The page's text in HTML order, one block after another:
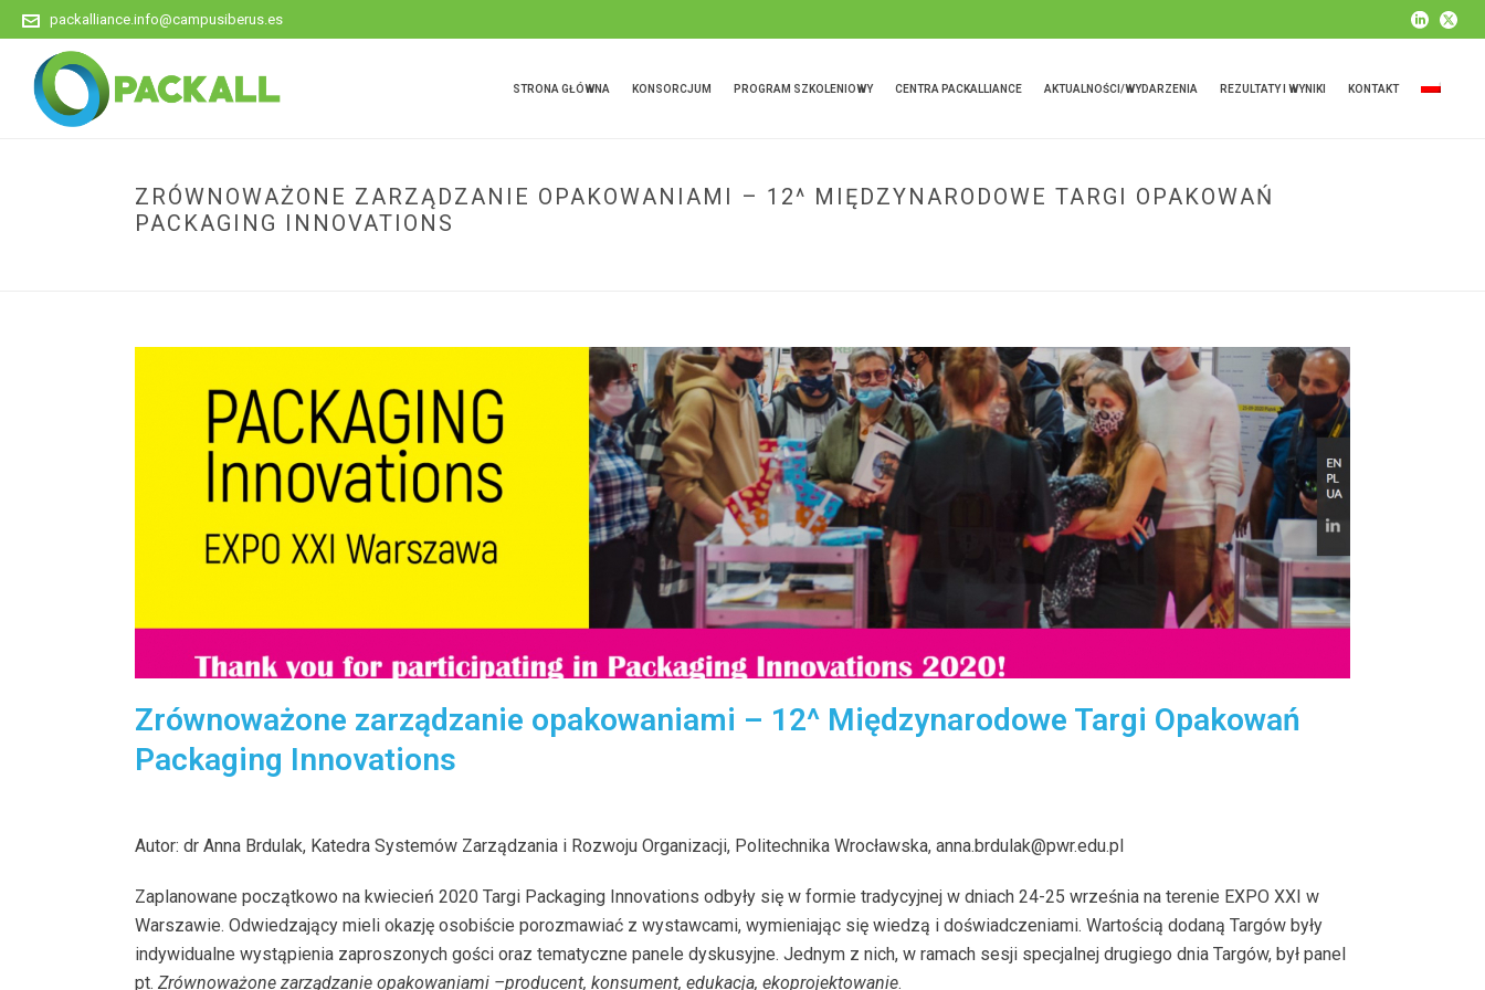
packalliance.info@campusiberus.es
STRONA GŁÓWNA KONSORCJUM PROGRAM SZKOLENIOWY CENTRA PACKALLIANCE AKTUALNOŚCI/WYDARZENIA REZULTATY I WYNIKI KONTAKT
ZRÓWNOWAŻONE ZARZĄDZANIE OPAKOWANIAMI – 12^ MIĘDZYNARODOWE TARGI OPAKOWAŃ
PACKAGING INNOVATIONS
Zrównoważone zarządzanie opakowaniami – 12^ Międzynarodowe Targi Opakowań
Packaging Innovations
Autor: dr Anna Brdulak, Katedra Systemów Zarządzania i Rozwoju Organizacji, Politechnika Wrocławska, anna.brdulak@pwr.edu.pl
Zaplanowane początkowo na kwiecień 2020 Targi Packaging Innovations odbyły się w formie tradycyjnej w dniach 24-25 września na terenie EXPO XXI w
Warszawie. Odwiedzający mieli okazję osobiście porozmawiać z wystawcami, wymieniając się wiedzą i doświadczeniami. Wartością dodaną Targów były
indywidualne wystąpienia zaproszonych gości oraz tematyczne panele dyskusyjne. Jednym z nich, w ramach sesji specjalnej drugiego dnia Targów, był panel
pt. Zrównoważone zarządzanie opakowaniami –producent, konsument, edukacja, ekoprojektowanie.